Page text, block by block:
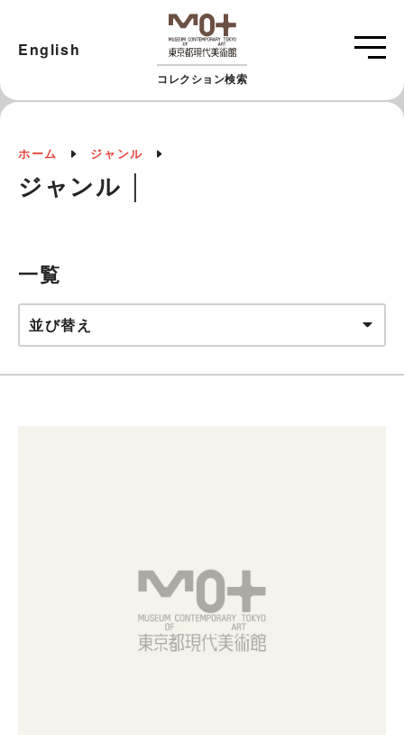
コレクション検索
English
ホーム ジャンル
ジャンル │
一覧
並び替え